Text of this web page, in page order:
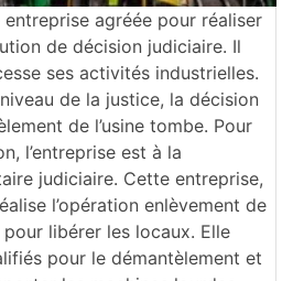
entreprise agréée pour réaliser
de décision judiciaire. Il
ses activités industrielles.
de la justice, la décision
de l’usine tombe. Pour
l’entreprise est à la
judiciaire. Cette entreprise,
l’opération enlèvement de
libérer les locaux. Elle
pour le démantèlement et